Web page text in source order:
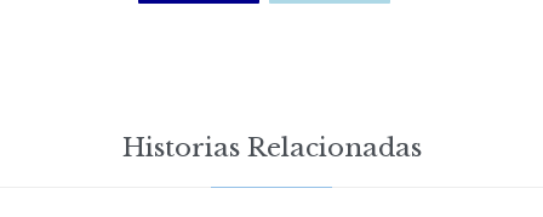
Historias Relacionadas